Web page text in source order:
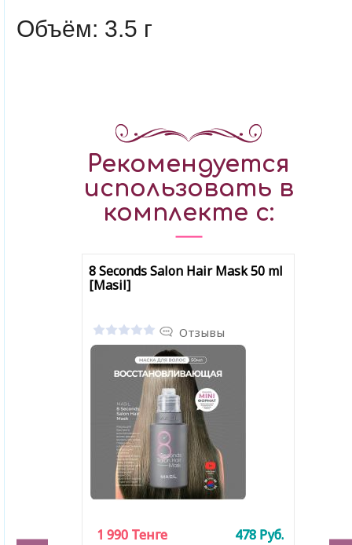
Объём: 3.5 г
Рекомендуется
использовать в
комплекте с:
8 Seconds Salon Hair Mask 50 ml
[Masil]
Отзывы
1 990 Тенге 478 Руб.
1 990 Тенге 478 Руб.